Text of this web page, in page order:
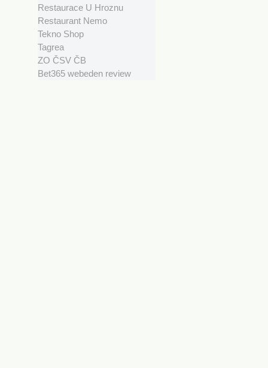
Restaurace U Hroznu
Restaurant Nemo
Tekno Shop
Tagrea
ZO ČSV ČB
Bet365 webeden review